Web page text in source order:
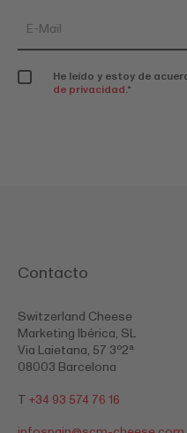
He leído y estoy de
de privacidad.*
Contacto
Switzerland Cheese
Marketing Ibérica, SL
Via Laietana, 57 3º2ª
08003 Barcelona
T +34 93 574 76 16